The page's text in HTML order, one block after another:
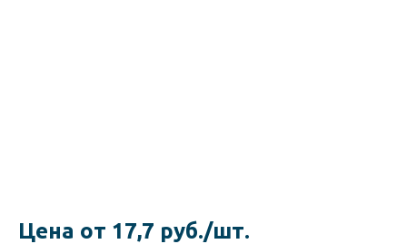
Цена от 17,7 руб./шт.